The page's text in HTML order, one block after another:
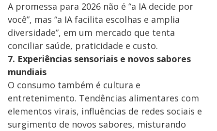
A promessa para 2026 não é “a IA decide por
você”, mas “a IA facilita escolhas e amplia
diversidade”, em um mercado que tenta
conciliar saúde, praticidade e custo.
7. Experiências sensoriais e novos sabores
mundiais
O consumo também é cultura e
entretenimento. Tendências alimentares com
elementos virais, influências de redes sociais e
surgimento de novos sabores, misturando